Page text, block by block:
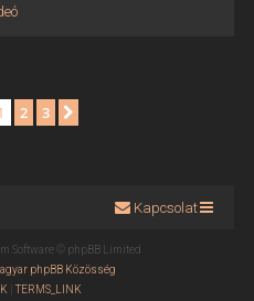
2 3
Kapcsolat
Software © phpBB Limited
phpBB Közösség
| TERMS_LINK